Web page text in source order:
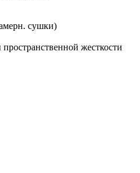
сушки)
жесткости